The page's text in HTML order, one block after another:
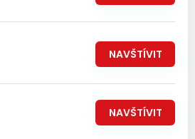
NAVŠTÍVIT
NAVŠTÍVIT